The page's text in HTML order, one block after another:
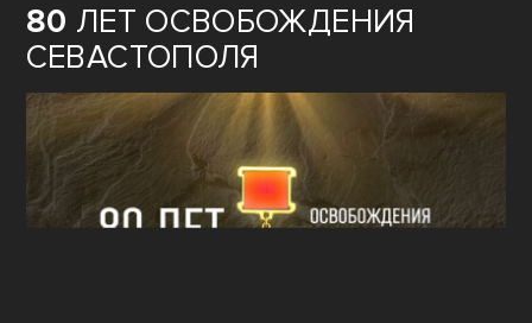
80 ЛЕТ ОСВОБОЖДЕНИЯ
СЕВАСТОПОЛЯ